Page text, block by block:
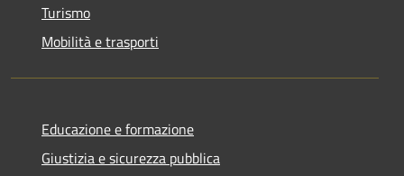
Turismo
Mobilità e trasporti
Educazione e formazione
Giustizia e sicurezza pubblica